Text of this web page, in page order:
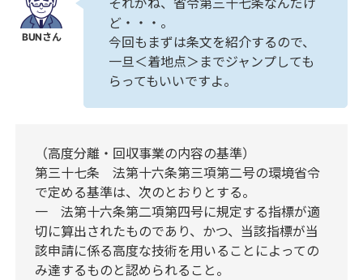
それがね、省令第三十七条なんだけ
ど・・・。
今回もまずは条文を紹介するので、
一旦＜着地点＞までジャンプしても
らってもいいですよ。
（高度分離・回収事業の内容の基準）
第三十七条 法第十六条第三項第二号の環境省令
で定める基準は、次のとおりとする。
一 法第十六条第二項第四号に規定する指標が適
切に算出されたものであり、かつ、当該指標が当
該申請に係る高度な技術を用いることによっての
み達するものと認められること。